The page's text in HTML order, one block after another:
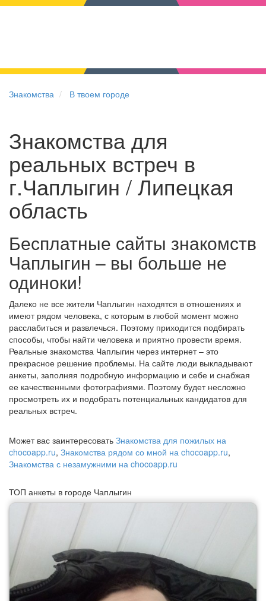
Знакомства В твоем городе
Знакомства для
реальных встреч в
г.Чаплыгин / Липецкая
область
Бесплатные сайты знакомств
Чаплыгин – вы больше не
одиноки!
Далеко не все жители Чаплыгин находятся в отношениях и
имеют рядом человека, с которым в любой момент можно
расслабиться и развлечься. Поэтому приходится подбирать
способы, чтобы найти человека и приятно провести время.
Реальные знакомства Чаплыгин через интернет – это
прекрасное решение проблемы. На сайте люди выкладывают
анкеты, заполняя подробную информацию и себе и снабжая
ее качественными фотографиями. Поэтому будет несложно
просмотреть их и подобрать потенциальных кандидатов для
реальных встреч.
Может вас заинтересовать Знакомства для пожилых на
chocoapp.ru, Знакомства рядом со мной на chocoapp.ru,
Знакомства с незамужними на chocoapp.ru
ТОП анкеты в городе Чаплыгин